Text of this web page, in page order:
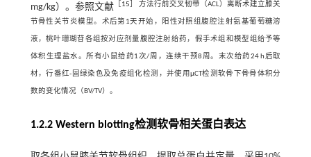
mg/kg）。参照文献［ 15 ］ 方法行前交叉韧带（ACL）离断术建立膝关
节骨性关节炎模型。术后第1天开始，阳性对照组腹腔注射氨基葡萄糖溶
液，桃叶珊瑚苷各组按对应剂量腹腔注射给药，假手术组和模型组给予等
体积生理盐水。所有小鼠给药1次/周，连续干预8周。末次给药24 h后取
材，行番红-固绿染色及免疫组化检测，并使用μCT检测软骨下骨骨体积分
数的变化情况（BV/TV）。
1.2.2 Western blotting检测软骨相关蛋白表达